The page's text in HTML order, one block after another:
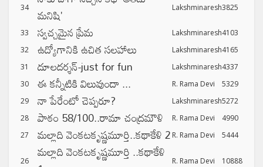
34
మనిషి'
Lakshminaresh3825
33 స్వచ్చమైన ప్రేమ Lakshminaresh4103
32
ఉద్యోగానికి ఉచిత సలహాలు Lakshminaresh4165
31
దూలదర్శన్-just for fun Lakshminaresh4337
30
ఈ కన్నీటికి విలువుందా ... R. Rama Devi
5329
29
నా పేరేంటో చెప్పరూ? Lakshminaresh5272
28
పాఠం 58/100..రామా చంద్రమౌళి R. Rama Devi
4990
27
మల్లాది వెంకటకృష్ణమూర్తి..కథాకేళి 2 R. Rama Devi 5444
26
మల్లాది వెంకటకృష్ణమూర్తి ..కథాకేళి
R. Rama Devi 10888